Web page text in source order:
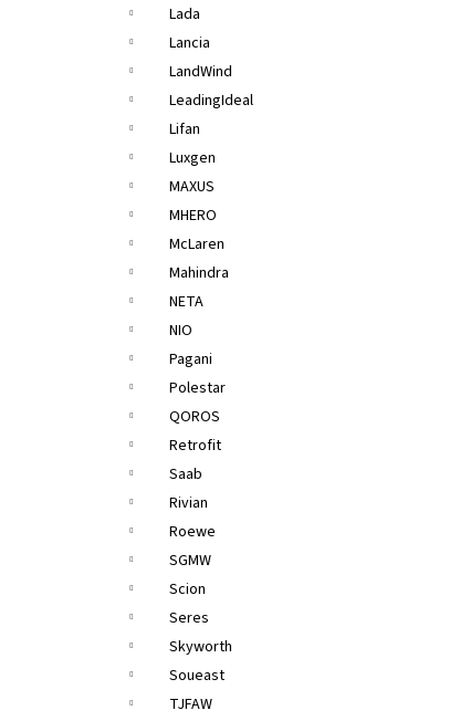
Lada
Lancia
LandWind
LeadingIdeal
Lifan
Luxgen
MAXUS
MHERO
McLaren
Mahindra
NETA
NIO
Pagani
Polestar
QOROS
Retrofit
Saab
Rivian
Roewe
SGMW
Scion
Seres
Skyworth
Soueast
TJFAW